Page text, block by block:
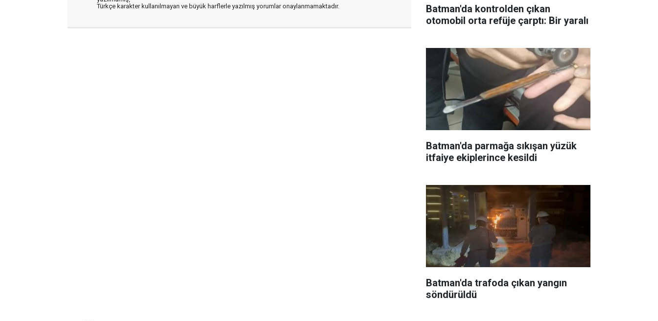
Türkçe karakter kullanılmayan ve büyük harflerle yazılmış yorumlar onaylanmamaktadır.
Batman'da kontrolden çıkan
otomobil orta refüje çarptı: Bir yaralı
Batman'da parmağa sıkışan yüzük
itfaiye ekiplerince kesildi
Batman'da trafoda çıkan yangın
söndürüldü